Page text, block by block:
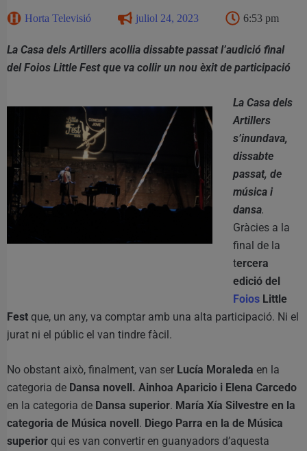
Horta Televisió juliol 24, 2023 6:53 pm
La Casa dels Artillers acollia dissabte passat l’audició final
del Foios Little Fest que va collir un nou èxit de participació
La Casa dels
Artillers
s’inundava,
dissabte
passat, de
música i
dansa.
Gràcies a la
final de la
tercera
edició del
Foios Little
Fest que, un any, va comptar amb una alta participació. Ni el
jurat ni el públic el van tindre fàcil.
No obstant això, finalment, van ser Lucía Moraleda en la
categoria de Dansa novell. Ainhoa Aparicio i Elena Carcedo
en la categoria de Dansa superior. María Xía Silvestre en la
categoria de Música novell. Diego Parra en la de Música
superior qui es van convertir en guanyadors d’aquesta